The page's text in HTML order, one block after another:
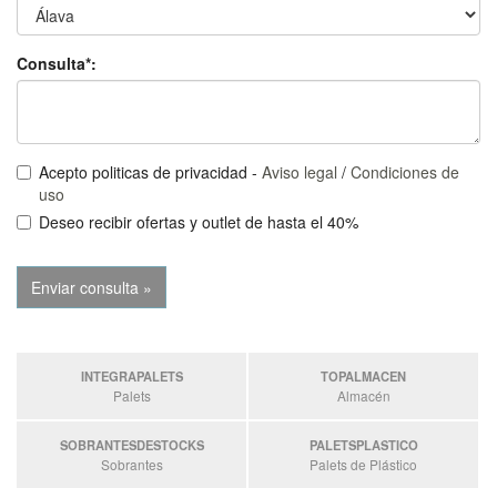
Consulta*:
Acepto politicas de privacidad - Aviso legal / Condiciones de
uso
Deseo recibir ofertas y outlet de hasta el 40%
INTEGRAPALETS
Palets
TOPALMACEN
Almacén
SOBRANTESDESTOCKS
Sobrantes
PALETSPLASTICO
Palets de Plástico